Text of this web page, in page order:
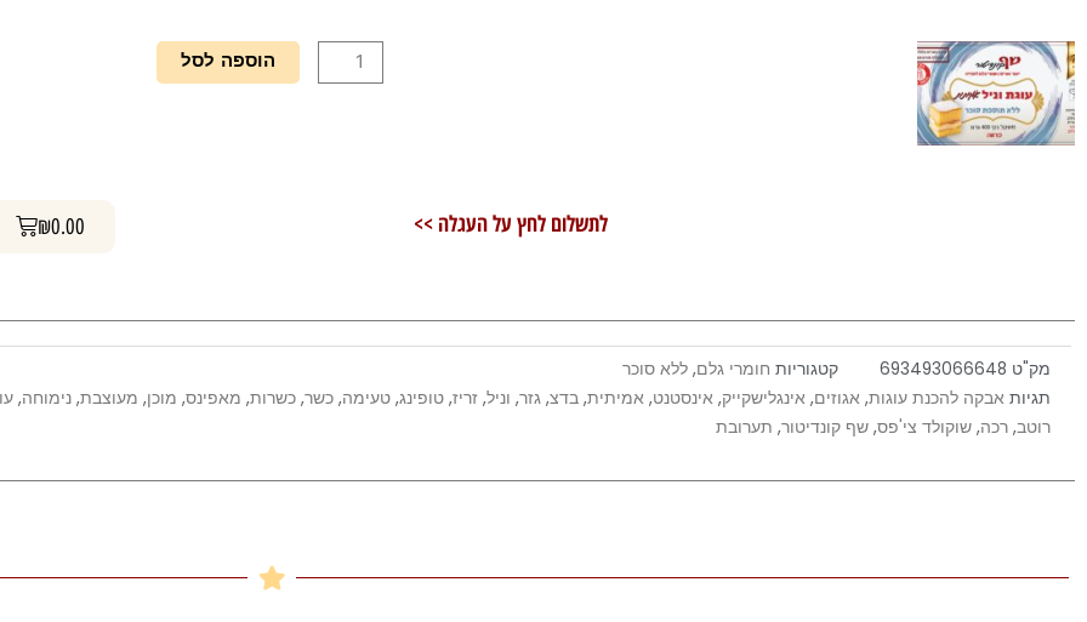
כמות
של
הוספה לסל
לתשלום לחץ על העגלה >> ₪0.00 עגלת קניות
מק"ט 693493066648 קטגוריות חומרי גלם, ללא סוכר
תגיות אבקה להכנת עוגות, אגוזים, אינגלישקייק, אינסטנט, אמיתית, בדצ, גזר, וניל, זריז, טופינג, טעימה, כשר, כשרות, מאפינס, מוכן, מעוצבת, נימוחה,
רוטב, רכה, שוקולד צי'פס, שף קונדיטור, תערובת